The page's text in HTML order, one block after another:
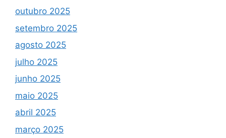
outubro 2025
setembro 2025
agosto 2025
julho 2025
junho 2025
maio 2025
abril 2025
março 2025